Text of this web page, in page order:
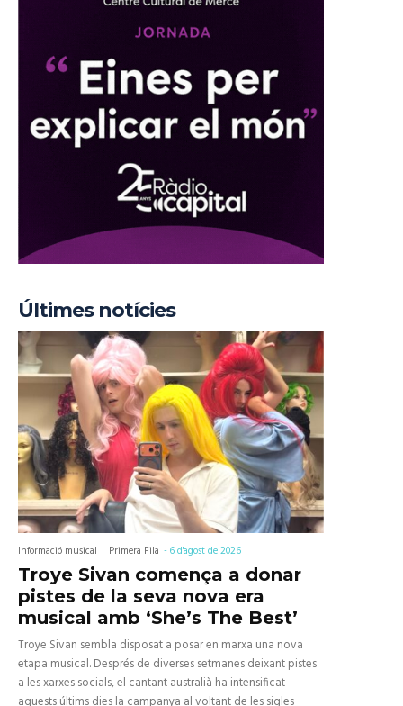
Últimes notícies
Informació musical Primera Fila -6 d'agost de 2026
Troye Sivan comença a donar
pistes de la seva nova era
musical amb ‘She’s The Best’
Troye Sivan sembla disposat a posar en marxa una nova
etapa musical. Després de diverses setmanes deixant pistes
a les xarxes socials, el cantant australià ha intensificat
aquests últims dies la campanya al voltant de les sigles